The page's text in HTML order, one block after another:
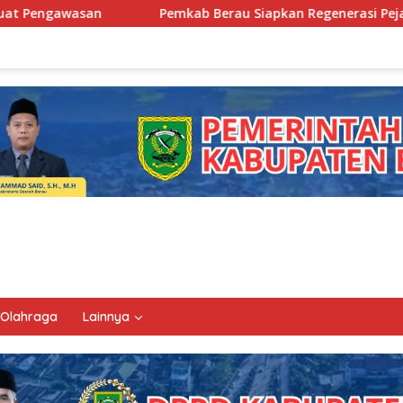
Pemkab Berau Siapkan Regenerasi Pejabat, Empat Kursi
Olahraga Lainnya